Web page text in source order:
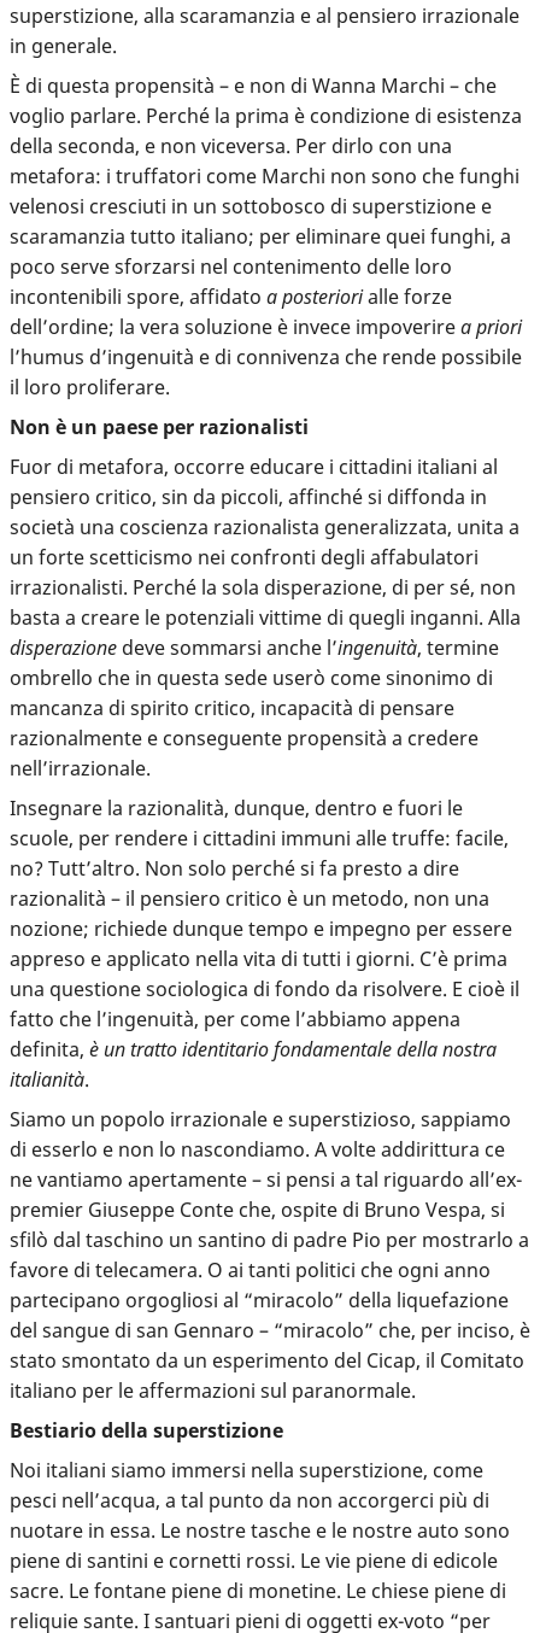
superstizione, alla scaramanzia e al pensiero irrazionale
in generale.
È di questa propensità – e non di Wanna Marchi – che
voglio parlare. Perché la prima è condizione di esistenza
della seconda, e non viceversa. Per dirlo con una
metafora: i truffatori come Marchi non sono che funghi
velenosi cresciuti in un sottobosco di superstizione e
scaramanzia tutto italiano; per eliminare quei funghi, a
poco serve sforzarsi nel contenimento delle loro
incontenibili spore, affidato a posteriorialle forze
dell’ordine; la vera soluzione è invece impoverirea priori
l’humus d’ingenuità e di connivenza che rende possibile
il loro proliferare.
Non è un paese per razionalisti
Fuor di metafora, occorre educare i cittadini italiani al
pensiero critico, sin da piccoli, affinché si diffonda in
società una coscienza razionalista generalizzata, unita a
un forte scetticismo nei confronti degli affabulatori
irrazionalisti. Perché la sola disperazione, di per sé, non
basta a creare le potenziali vittime di quegli inganni. Alla
disperazione deve sommarsi anche l’ingenuità, termine
ombrello che in questa sede userò come sinonimo di
mancanza di spirito critico, incapacità di pensare
razionalmente e conseguente propensità a credere
nell’irrazionale.
Insegnare la razionalità, dunque, dentro e fuori le
scuole, per rendere i cittadini immuni alle truffe: facile,
no? Tutt’altro. Non solo perché si fa presto a dire
razionalità – il pensiero critico è un metodo, non una
nozione; richiede dunque tempo e impegno per essere
appreso e applicato nella vita di tutti i giorni. C’è prima
una questione sociologica di fondo da risolvere. E cioè il
fatto che l’ingenuità, per come l’abbiamo appena
definita, è un tratto identitario fondamentale della nostra
italianità.
Siamo un popolo irrazionale e superstizioso, sappiamo
di esserlo e non lo nascondiamo. A volte addirittura ce
ne vantiamo apertamente – si pensi a tal riguardo all’ex-
premier Giuseppe Conte che, ospite di Bruno Vespa, si
sfilò dal taschino un santino di padre Pio per mostrarlo a
favore di telecamera. O ai tanti politici che ogni anno
partecipano orgogliosi al “miracolo” della liquefazione
del sangue di san Gennaro – “miracolo” che, per inciso, è
stato smontato da un esperimento del Cicap, il Comitato
italiano per le affermazioni sul paranormale.
Bestiario della superstizione
Noi italiani siamo immersi nella superstizione, come
pesci nell’acqua, a tal punto da non accorgerci più di
nuotare in essa. Le nostre tasche e le nostre auto sono
piene di santini e cornetti rossi. Le vie piene di edicole
sacre. Le fontane piene di monetine. Le chiese piene di
reliquie sante. I santuari pieni di oggetti ex-voto “per